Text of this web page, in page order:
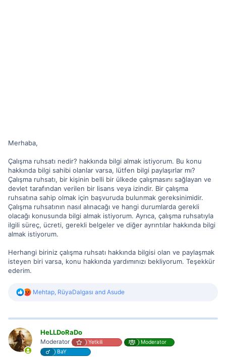
Merhaba,
Çalışma ruhsatı nedir? hakkında bilgi almak istiyorum. Bu konu
hakkında bilgi sahibi olanlar varsa, lütfen bilgi paylaşırlar mı?
Çalışma ruhsatı, bir kişinin belli bir ülkede çalışmasını sağlayan ve
devlet tarafından verilen bir lisans veya izindir. Bir çalışma
ruhsatına sahip olmak için başvuruda bulunmak gereksinimidir.
Çalışma ruhsatının nasıl alınacağı ve hangi durumlarda gerekli
olacağı konusunda bilgi almak istiyorum. Ayrıca, çalışma ruhsatıyla
ilgili süreç, ücreti, gerekli belgeler ve diğer ayrıntılar hakkında bilgi
almak istiyorum.
Herhangi biriniz çalışma ruhsatı hakkında bilgisi olan ve paylaşmak
isteyen biri varsa, konu hakkında yardımınızı bekliyorum. Teşekkür
ederim.
R
Mehtap RüyaDalgası and Asude
HeLLDoRaDo
Moderator Yetkili
Moderator
BaY